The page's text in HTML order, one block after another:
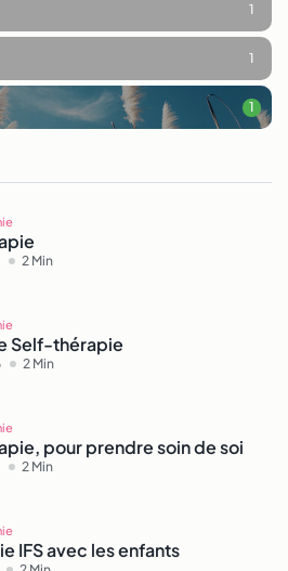
: Le site francophone de référence
Intérieur) — Une initiative des
1
1
1
2 Min
Self-thérapie
2 Min
pour prendre soin de soi
2 Min
IFS avec les enfants